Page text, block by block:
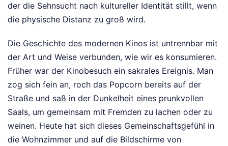
der die Sehnsucht nach kultureller Identität stillt, wenn
die physische Distanz zu groß wird.
Die Geschichte des modernen Kinos ist untrennbar mit
der Art und Weise verbunden, wie wir es konsumieren.
Früher war der Kinobesuch ein sakrales Ereignis. Man
zog sich fein an, roch das Popcorn bereits auf der
Straße und saß in der Dunkelheit eines prunkvollen
Saals, um gemeinsam mit Fremden zu lachen oder zu
weinen. Heute hat sich dieses Gemeinschaftsgefühl in
die Wohnzimmer und auf die Bildschirme von